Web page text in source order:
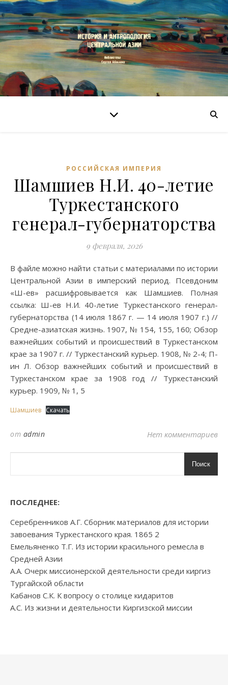
РОССИЙСКАЯ ИМПЕРИЯ
Шамшиев Н.И. 40-летие
Туркестанского
генерал-губернаторства
9 февраля, 2026
В файле можно найти статьи с материалами по истории
Центральной Азии в имперский период. Псевдоним
«Ш-ев» расшифровывается как Шамшиев. Полная
ссылка: Ш-ев Н.И. 40-летие Туркестанского генерал-
губернаторства (14 июля 1867 г. — 14 июля 1907 г.) //
Средне-азиатская жизнь. 1907, № 154, 155, 160; Обзор
важнейших событий и происшествий в Туркестанском
крае за 1907 г. // Туркестанский курьер. 1908, № 2-4; П-
ин Л. Обзор важнейших событий и происшествий в
Туркестанском крае за 1908 год // Туркестанский
курьер. 1909, № 1, 5
Шамшиев Скачать
от admin Нет комментариев
Поиск
ПОСЛЕДНЕЕ:
Серебренников А.Г. Сборник материалов для истории
завоевания Туркестанского края. 1865 2
Емельяненко Т.Г. Из истории красильного ремесла в
Средней Азии
А.А. Очерк миссионерской деятельности среди киргиз
Тургайской области
Кабанов С.К. К вопросу о столице кидаритов
А.С. Из жизни и деятельности Киргизской миссии